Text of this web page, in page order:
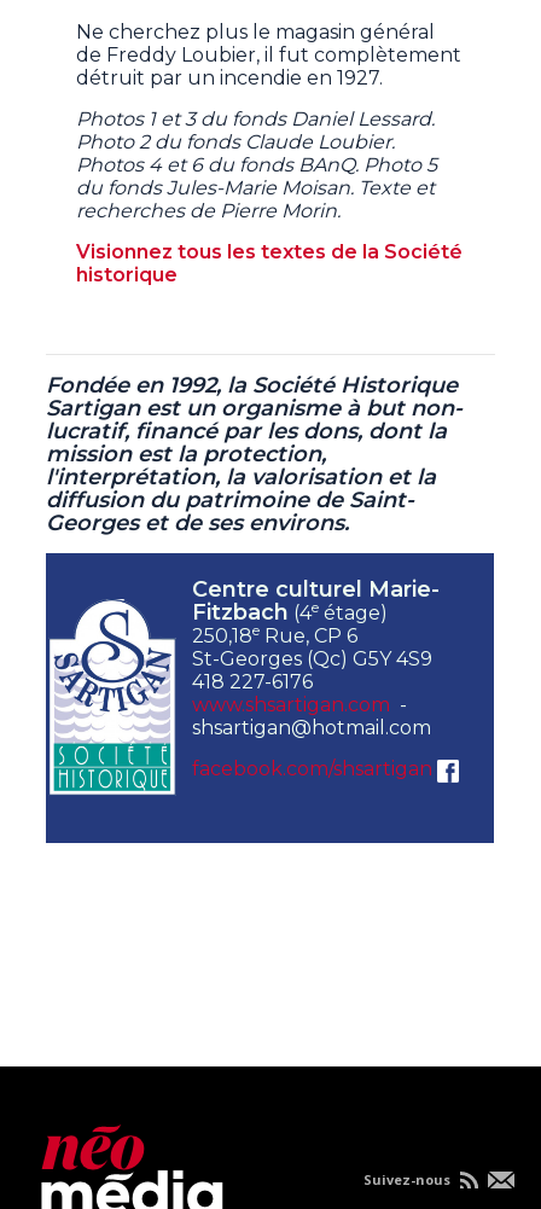
Ne cherchez plus le magasin général
de Freddy Loubier, il fut complètement
détruit par un incendie en 1927.
Photos 1 et 3 du fonds Daniel Lessard.
Photo 2 du fonds Claude Loubier.
Photos 4 et 6 du fonds BAnQ. Photo 5
du fonds Jules-Marie Moisan. Texte et
recherches de Pierre Morin.
Visionnez tous les textes de la Société
historique
Fondée en 1992, la Société Historique
Sartigan est un organisme à but non-
lucratif, financé par les dons, dont la
mission est la protection,
l'interprétation, la valorisation et la
diffusion du patrimoine de Saint-
Georges et de ses environs.
Centre culturel Marie-
Fitzbach (4e étage)
250,18e Rue, CP 6
St-Georges (Qc) G5Y 4S9
418 227-6176
www.shsartigan.com -
shsartigan@hotmail.com
facebook.com/shsartigan
Suivez-nous